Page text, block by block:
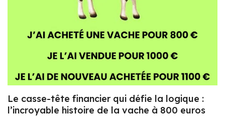
Le casse-tête financier qui défie la logique :
l’incroyable histoire de la vache à 800 euros